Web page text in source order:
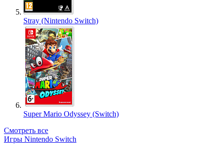
Stray (Nintendo Switch)
Super Mario Odyssey (Switch)
Смотреть все
Игры Nintendo Switch